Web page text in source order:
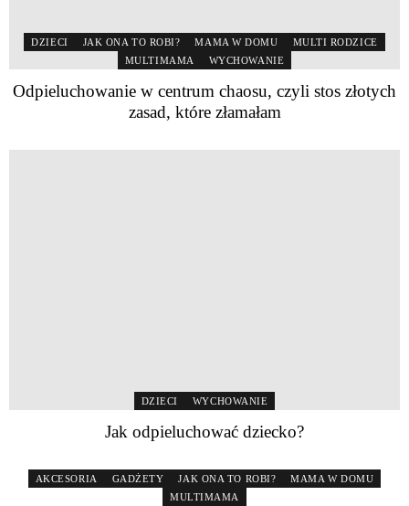
DZIECI JAK ONA TO ROBI? MAMA W DOMU
MULTI RODZICE
MULTIMAMA
WYCHOWANIE
Odpieluchowanie w centrum chaosu, czyli stos złotych
zasad, które złamałam
DZIECI WYCHOWANIE
Jak odpieluchować dziecko?
AKCESORIA GADŻETY JAK ONA TO ROBI?
MAMA W DOMU
MULTIMAMA